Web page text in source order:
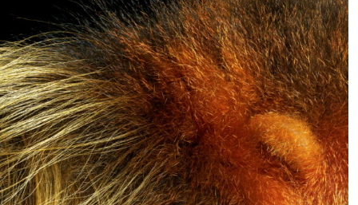
photograph NBA star
Anthony Davis dunking
the sun.” To which I said,
“Can we also have him
dunk the moon?
combining the
uncontrolled aspects of
nature with the
challenges of creating a
strong image.